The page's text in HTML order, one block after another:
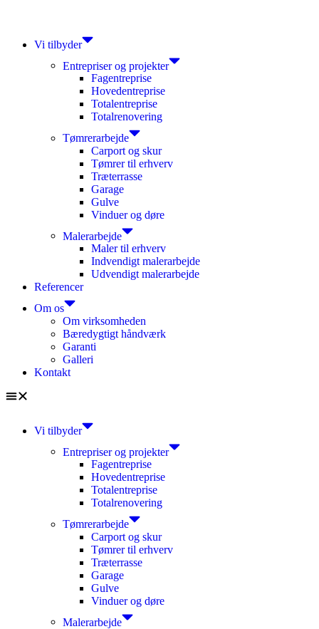
Vi tilbyder
Entrepriser og projekter
Fagentreprise
Hovedentreprise
Totalentreprise
Totalrenovering
Tømrerarbejde
Carport og skur
Tømrer til erhverv
Træterrasse
Garage
Gulve
Vinduer og døre
Malerarbejde
Maler til erhverv
Indvendigt malerarbejde
Udvendigt malerarbejde
Referencer
Om os
Om virksomheden
Bæredygtigt håndværk
Garanti
Galleri
Kontakt
Vi tilbyder
Entrepriser og projekter
Fagentreprise
Hovedentreprise
Totalentreprise
Totalrenovering
Tømrerarbejde
Carport og skur
Tømrer til erhverv
Træterrasse
Garage
Gulve
Vinduer og døre
Malerarbejde